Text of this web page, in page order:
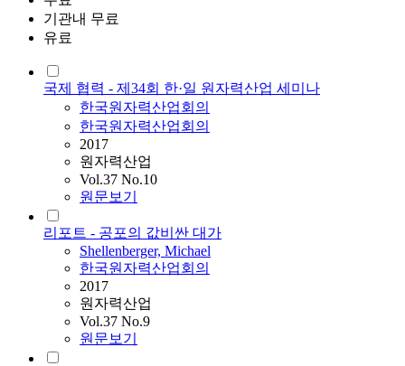
기관내 무료
유료
국제 협력 - 제34회 한·일 원자력산업 세미나
한국원자력산업회의
한국원자력산업회의
2017
원자력산업
Vol.37 No.10
원문보기
리포트 - 공포의 값비싼 대가
Shellenberger, Michael
한국원자력산업회의
2017
원자력산업
Vol.37 No.9
원문보기